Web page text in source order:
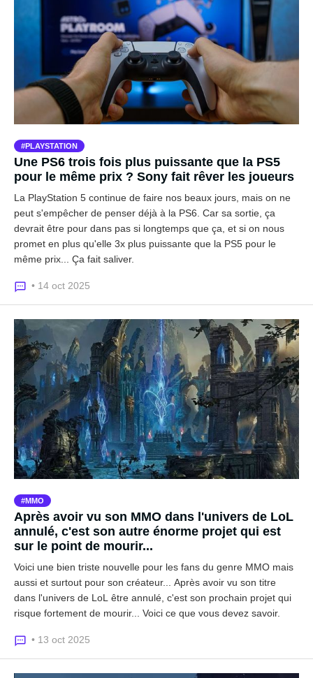
PLAYSTATION
Une PS6 trois fois plus puissante que la PS5
pour le même prix ? Sony fait rêver les joueurs
La PlayStation 5 continue de faire nos beaux jours, mais on ne
peut s'empêcher de penser déjà à la PS6. Car sa sortie, ça
devrait être pour dans pas si longtemps que ça, et si on nous
promet en plus qu'elle 3x plus puissante que la PS5 pour le
même prix... Ça fait saliver.
• 14 oct 2025
MMO
Après avoir vu son MMO dans l'univers de LoL
annulé, c'est son autre énorme projet qui est
sur le point de mourir...
Voici une bien triste nouvelle pour les fans du genre MMO mais
aussi et surtout pour son créateur... Après avoir vu son titre
dans l'univers de LoL être annulé, c'est son prochain projet qui
risque fortement de mourir... Voici ce que vous devez savoir.
• 13 oct 2025